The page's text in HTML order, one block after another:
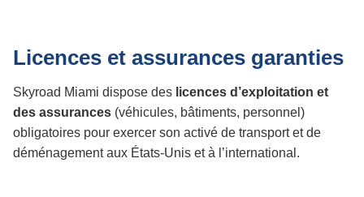
Licences et assurances garanties
Skyroad Miami dispose des licences d’exploitation et
des assurances (véhicules, bâtiments, personnel)
obligatoires pour exercer son activé de transport et de
déménagement aux États-Unis et à l’international.